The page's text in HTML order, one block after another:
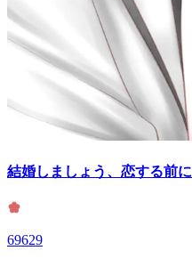
結婚しましょう、恋する前に
69629